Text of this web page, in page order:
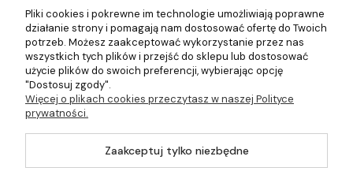
Moje konto
Gwarancja i zwroty
O firmie
©2026 Wszelkie Prawa Zastrzeżone | DOM-OGRÓD-HOBBY.PL
Pliki cookies i pokrewne im technologie umożliwiają poprawne
działanie strony i pomagają nam dostosować ofertę do Twoich
potrzeb. Możesz zaakceptować wykorzystanie przez nas
wszystkich tych plików i przejść do sklepu lub dostosować
użycie plików do swoich preferencji, wybierając opcję
"Dostosuj zgody".
Więcej o plikach cookies przeczytasz w naszej Polityce
prywatności.
Zaakceptuj tylko niezbędne